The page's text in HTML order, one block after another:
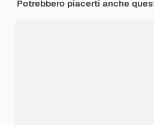
Potrebbero piacerti anche